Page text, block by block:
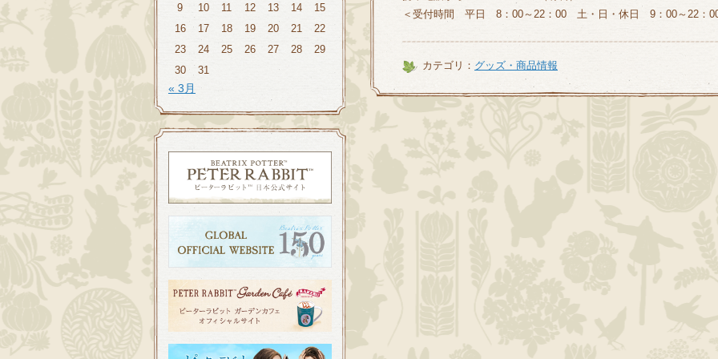
9 10 11 12 13 14
15
16
17 18 19 20 21
22
23
24 25 26 27 28
29
30
31
« 3月
＜受付時間 平日 8：00～22：00 土・日・休日 9：00～22：
カテゴリ： グッズ・商品情報